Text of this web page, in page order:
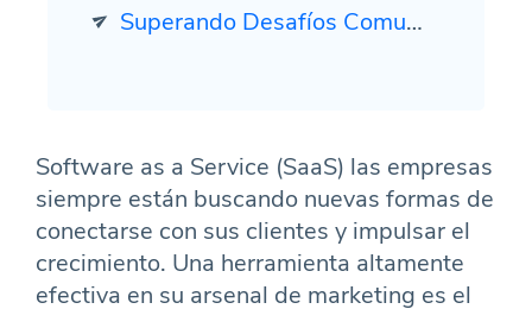
Superando Desafíos Comunes en el Marketing por Correo Electrónico de Stripe para Empresas de SaaS
Software as a Service (SaaS) las empresas
siempre están buscando nuevas formas de
conectarse con sus clientes y impulsar el
crecimiento. Una herramienta altamente
efectiva en su arsenal de marketing es el